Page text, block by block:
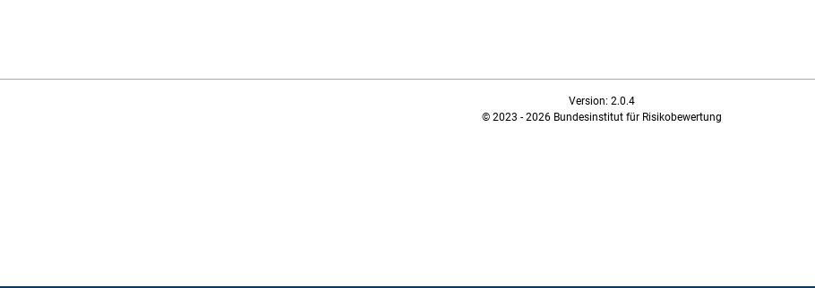
Version: 2.0.4
© 2023 - 2026 Bundesinstitut für Risikobewertung